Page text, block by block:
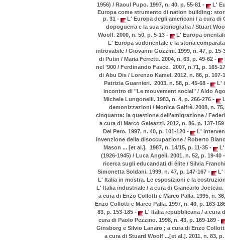
1956) / Raoul Pupo. 1997, n. 40, p. 55-81 -
L'
Europa come strumento di nation building:
p. 31 -
L' Europa degli americani / a cura di
dopoguerra e la sua storiografia / Stuart
Woolf. 2000, n. 50, p. 5-13 -
L' Europa
L' Europa sudorientale e la storia
introvabile / Giovanni Gozzini. 1999, n. 47, p. 15-
di Putin / Maria Ferretti. 2004, n. 63, p. 49-62 -
nel '900 / Ferdinando Fasce. 2007, n.71, p. 165-
di Abu Dis / Lorenzo Kamel. 2012, n. 86, p. 107-
Patrizia Guarnieri. 2003, n. 58, p. 45-68 -
L'
incontro di "Le mouvement social" / Aldo
Michele Lungonelli. 1983, n. 4, p. 266-276 -
demonizzazioni / Monica Galfrè. 2008, n.
cinquanta: la questione dell'emigrazione /
a cura di Marco Galeazzi. 2012, n. 86, p. 137-159
Del Pero. 1997, n. 40, p. 101-120 -
L'
invenzione della disoccupazione / Roberto
Mason ... [et al.]. 1987, n. 14/15, p. 11-35 -
L'
(1926-1945) / Luca Angeli. 2001, n. 52, p. 19-40 -
ricerca sugli educandati di élite / Silvia
Simonetta Soldani. 1999, n. 47, p. 147-167 -
L'
L' Italia in mostra. Le esposizioni e la
L' Italia industriale / a cura di Giancarlo Jocteau.
a cura di Enzo Collotti e Marco Palla. 1995, n.
Enzo Collotti e Marco Palla. 1997, n. 40, p. 163-
83, p. 153-185 -
L' Italia repubblicana / a cura
cura di Paolo Pezzino. 1998, n. 43, p. 169-189 -
Ginsborg e Silvio Lanaro ; a cura di Enzo
a cura di Stuard Woolf ...[et al.]. 2011, n. 83,